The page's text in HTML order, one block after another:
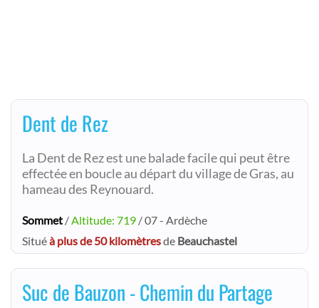
Dent de Rez
La Dent de Rez est une balade facile qui peut être
effectée en boucle au départ du village de Gras, au
hameau des Reynouard.
Sommet /Altitude: 719 / 07 - Ardèche
Situéà plus de 50 kilomètresde Beauchastel
Suc de Bauzon - Chemin du Partage